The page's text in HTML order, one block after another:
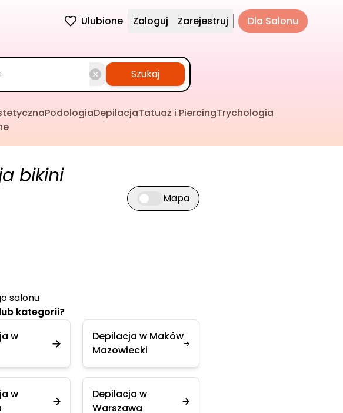
Ulubione Zaloguj Zarejestruj Dla Salonu
Szukaj
PodologiaDepilacjaTatuaż i PiercingTrychologia
bikini
Przełącz widok mapy
Mapa
salonu
kategorii?
w
Depilacja w Maków
Mazowiecki
w
Depilacja w
Warszawa